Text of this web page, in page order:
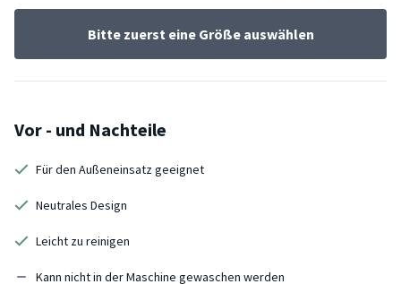
Bitte zuerst eine Größe auswählen
Vor - und Nachteile
Für den Außeneinsatz geeignet
Neutrales Design
Leicht zu reinigen
Kann nicht in der Maschine gewaschen werden